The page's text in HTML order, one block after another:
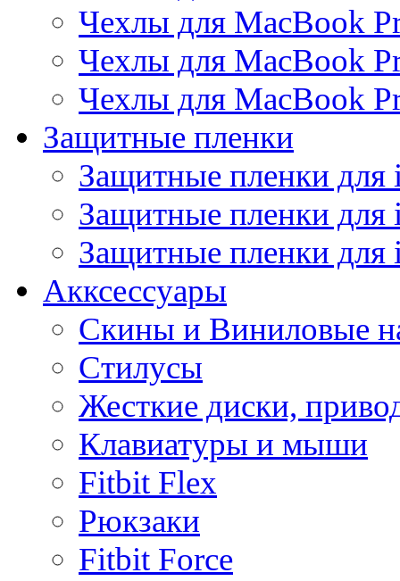
Чехлы для MacBook
Чехлы для MacBook
Чехлы для MacBook
Защитные пленки
Защитные пленки для
Защитные пленки для
Защитные пленки для
Акксессуары
Скины и Виниловые
Стилусы
Жесткие диски,
Клавиатуры и мыши
Fitbit Flex
Рюкзаки
Fitbit Force